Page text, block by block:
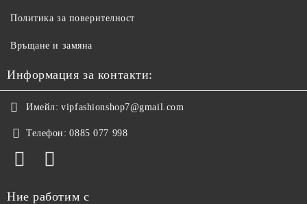
Политика за поверителност
Връщане и замяна
Информация за контакти:
Имейл: vipfashionshop7@gmail.com
Телефон: 0885 077 998
Ние работим с